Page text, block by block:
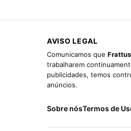
AVISO LEGAL
Comunicamos que Frattus
trabalharem
publicidades, temos
anúncios.
Sobre nósTermos de